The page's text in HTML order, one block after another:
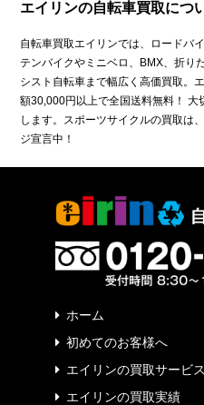
エイリンの自転車買取につ
自転車買取エイリンでは、ロードバ
テンバイクやミニベロ、BMX、折り
シスト自転車まで幅広く高価買取。
額30,000円以上で全国送料無料！ 大
します。スポーツサイクルの買取は
ジ宣言中！
ホーム
初めてのお客様へ
エイリンの買取サービス
エイリンの買取実績